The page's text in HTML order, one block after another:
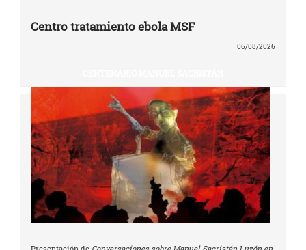
Centro tratamiento ebola MSF
06/08/2026